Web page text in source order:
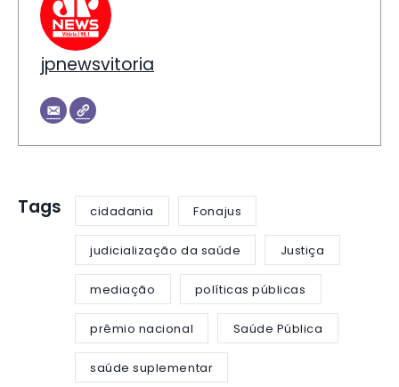
jpnewsvitoria
Tags cidadania Fonajus
judicialização da saúde Justiça
mediação políticas públicas
prêmio nacional Saúde Pública
saúde suplementar